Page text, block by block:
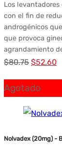
Los
con el fin de
androgénicos
que provoca
agrandamiento
$80.75 El
original
$52.60El
Agotado
Nolvadex (20mg) -